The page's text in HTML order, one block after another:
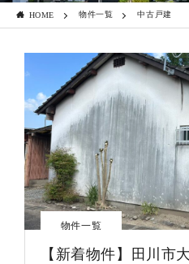
HOME 物件一覧 中古戸建
物件一覧
【新着物件】田川